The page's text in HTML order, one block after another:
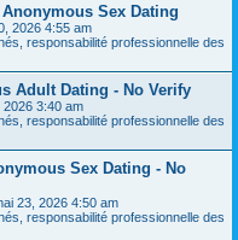
Sex Dating
2026 4:55 am
responsabilité professionnelle des
Adult Dating - No Verify
2026 3:40 am
responsabilité professionnelle des
Sex Dating - No
23, 2026 4:50 am
responsabilité professionnelle des